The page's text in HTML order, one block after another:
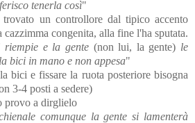
tenerla così"
un controllore dal tipico accento
cazzimma congenita, alla fine l'ha sputata.
e la gente(non lui, la gente) le
bici in mano e non appesa"
bici e fissare la ruota posteriore bisogna
3-4 posti a sedere)
provo a dirglielo
comunque la gente si lamenterà